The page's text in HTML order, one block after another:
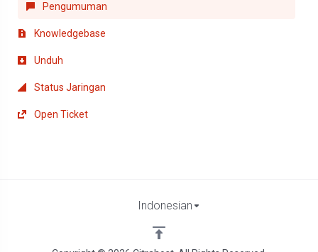
Pengumuman
Knowledgebase
Unduh
Status Jaringan
Open Ticket
Indonesian